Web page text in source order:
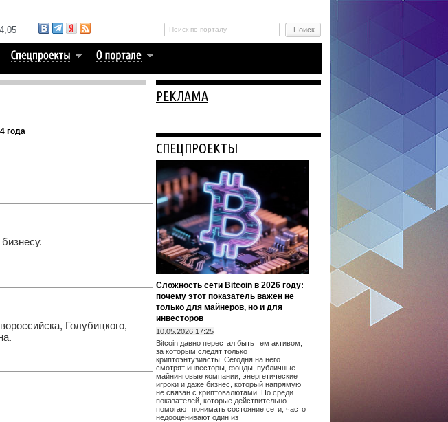
года
Голубицкого,
РЕКЛАМА
СПЕЦПРОЕКТЫ
Сложность сети Bitcoin в 2026 году:
почему этот показатель важен не
только для майнеров, но и для
инвесторов
10.05.2026 17:25
Bitcoin давно перестал быть тем активом,
за которым следят только
криптоэнтузиасты. Сегодня на него
смотрят инвесторы, фонды, публичные
майнинговые компании, энергетические
игроки и даже бизнес, который напрямую
не связан с криптовалютами. Но среди
показателей, которые действительно
помогают понимать состояние сети, часто
недооценивают один из